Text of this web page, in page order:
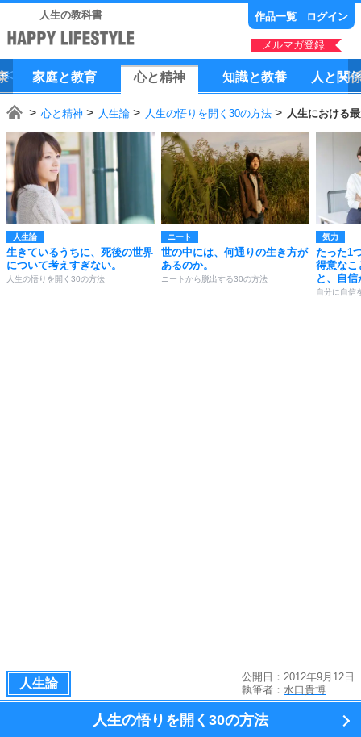
人生の教科書 作品一覧 ログイン
メルマガ登録
家庭と教育 心と精神 知識と教養 人 と 関
心と精神 人生論 人生の悟りを開く30の方法 人生における
人生論
生きているうちに、死後の世界
について考えすぎない。
人生の悟りを開く30の方法
ニート
世の中には、何通りの生き方が
あるのか。
ニートから脱出する30の方法
気力
たった1
得意なこ
と、自
自分に自信
人生論
公開日：2012年9月12日
執筆者： 水口貴博
人生の悟りを開く 30の方法